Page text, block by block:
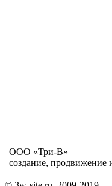
ООО «Три-В»
создание, продвижение